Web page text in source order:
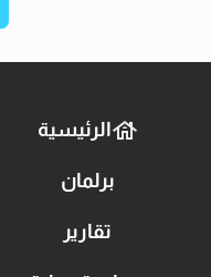
الرئيسية
برلمان
تقارير